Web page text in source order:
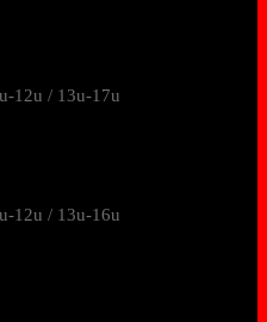
12u / 13u-17u
12u / 13u-16u